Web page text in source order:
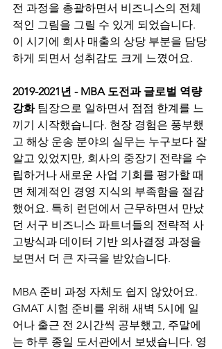
전 과정을 총괄하면서 비즈니스의 전체
적인 그림을 그릴 수 있게 되었습니다.
이 시기에 회사 매출의 상당 부분을 담당
하게 되면서 성취감도 크게 느꼈어요.
2019-2021년 - MBA 도전과 글로벌 역량
강화 팀장으로 일하면서 점점 한계를 느
끼기 시작했습니다. 현장 경험은 풍부했
고 해상 운송 분야의 실무는 누구보다 잘
알고 있었지만, 회사의 중장기 전략을 수
립하거나 새로운 사업 기회를 평가할 때
면 체계적인 경영 지식의 부족함을 절감
했어요. 특히 런던에서 근무하면서 만났
던 서구 비즈니스 파트너들의 전략적 사
고방식과 데이터 기반 의사결정 과정을
보면서 더 큰 자극을 받았습니다.
MBA 준비 과정 자체도 쉽지 않았어요.
GMAT 시험 준비를 위해 새벽 5시에 일
어나 출근 전 2시간씩 공부했고, 주말에
는 하루 종일 도서관에서 보냈습니다. 영